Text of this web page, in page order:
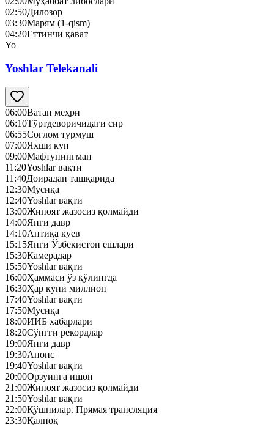
02:50Дилозор
03:30Марям (1-qism)
04:20Еттинчи қават
Yo
Yoshlar Telekanali
06:00Ватан меҳри
06:10Тўртдеворичидаги сир
06:55Соғлом турмуш
07:00Яхши кун
09:00Мафтунингман
11:20Yoshlar вақти
11:40Доирадан ташқарида
12:30Mусиқа
12:40Yoshlar вақти
13:00Жиноят жазосиз қолмайди
14:00Янги давр
14:10Антиқа куев
15:15Янги Ўзбекистон ешлари
15:30Камерадар
15:50Yoshlar вақти
16:00Ҳаммаси ўз қўлингда
16:30Ҳар куни миллион
17:40Yoshlar вақти
17:50Mусиқа
18:00ИИБ хабарлари
18:20Сўнгги рекордлар
19:00Янги давр
19:30Анонс
19:40Yoshlar вақти
20:00Орзуинга ишон
21:00Жиноят жазосиз қолмайди
21:50Yoshlar вақти
22:00Қўшнилар. Прямая трансляция
23:30Қалпоқ